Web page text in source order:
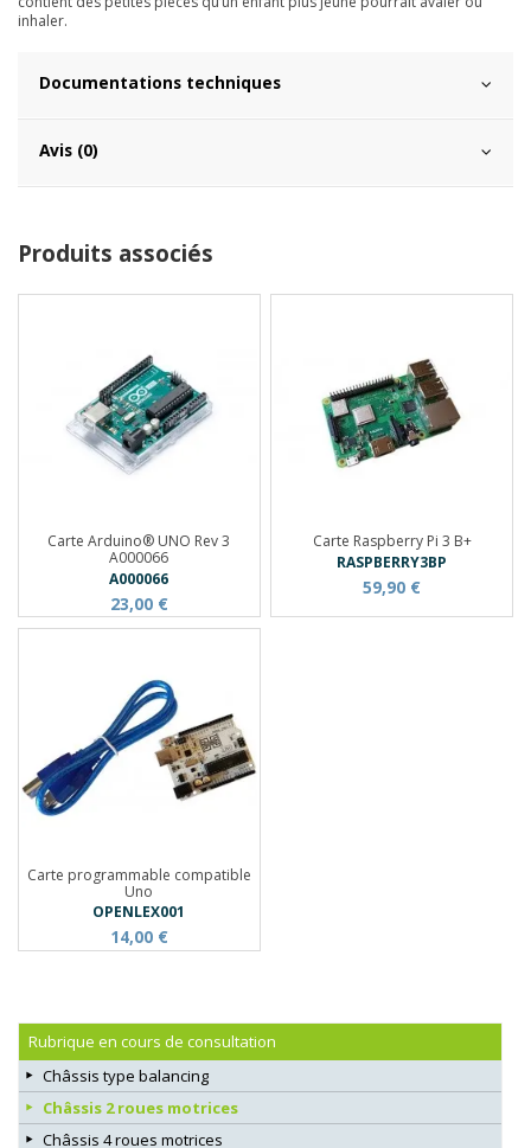
inhaler.
Documentations techniques
Avis (0)
Produits associés
Carte Arduino® UNO Rev 3
A000066
A000066
23,00 €
Carte Raspberry Pi 3 B+
RASPBERRY3BP
59,90 €
Carte programmable compatible
Uno
OPENLEX001
14,00 €
Rubrique en cours de consultation
Châssis type balancing
Châssis 2 roues motrices
Châssis 4 roues motrices